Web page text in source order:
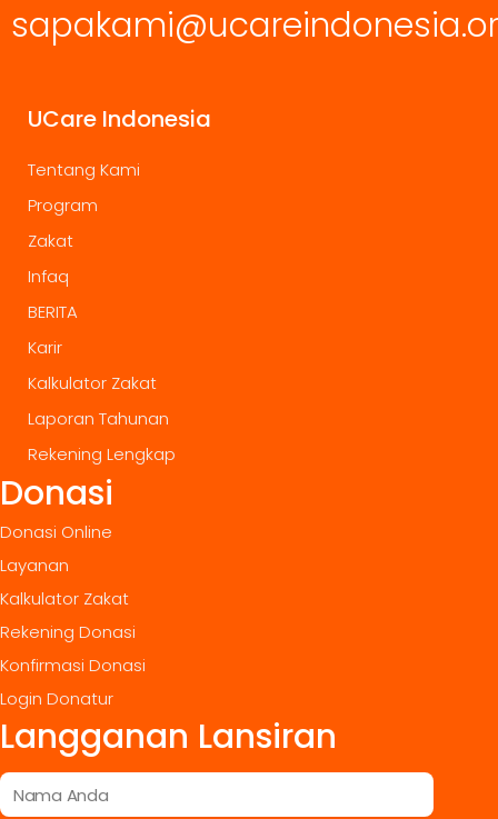
UCare Indonesia
Tentang Kami
Program
Zakat
Infaq
BERITA
Karir
Kalkulator Zakat
Laporan Tahunan
Rekening Lengkap
Donasi
Donasi Online
Layanan
Kalkulator Zakat
Rekening Donasi
Konfirmasi Donasi
Login Donatur
Langganan Lansiran